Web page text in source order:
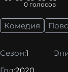
0 голосов
Комедия
Сезон:1